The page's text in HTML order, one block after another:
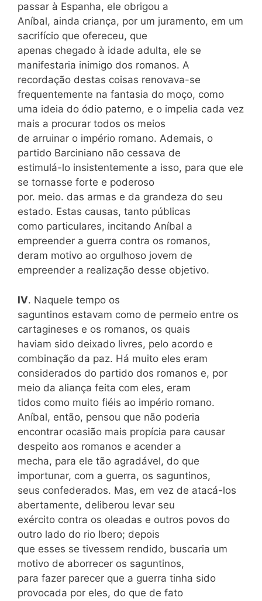
passar à Espanha, ele obrigou a
Aníbal, ainda criança, por um juramento, em um
sacrifício que ofereceu, que
apenas chegado à idade adulta, ele se
manifestaria inimigo dos romanos. A
recordação destas coisas renovava-se
frequentemente na fantasia do moço, como
uma ideia do ódio paterno, e o impelia cada vez
mais a procurar todos os meios
de arruinar o império romano. Ademais, o
partido Barciniano não cessava de
estimulá-lo insistentemente a isso, para que ele
se tornasse forte e poderoso
por. meio. das armas e da grandeza do seu
estado. Estas causas, tanto públicas
como particulares, incitando Aníbal a
empreender a guerra contra os romanos,
deram motivo ao orgulhoso jovem de
empreender a realização desse objetivo.
IV. Naquele tempo os
saguntinos estavam como de permeio entre os
cartagineses e os romanos, os quais
haviam sido deixado livres, pelo acordo e
combinação da paz. Há muito eles eram
considerados do partido dos romanos e, por
meio da aliança feita com eles, eram
tidos como muito fiéis ao império romano.
Aníbal, então, pensou que não poderia
encontrar ocasião mais propícia para causar
despeito aos romanos e acender a
mecha, para ele tão agradável, do que
importunar, com a guerra, os saguntinos,
seus confederados. Mas, em vez de atacá-los
abertamente, deliberou levar seu
exército contra os oleadas e outros povos do
outro lado do rio Ibero; depois
que esses se tivessem rendido, buscaria um
motivo de aborrecer os saguntinos,
para fazer parecer que a guerra tinha sido
provocada por eles, do que de fato